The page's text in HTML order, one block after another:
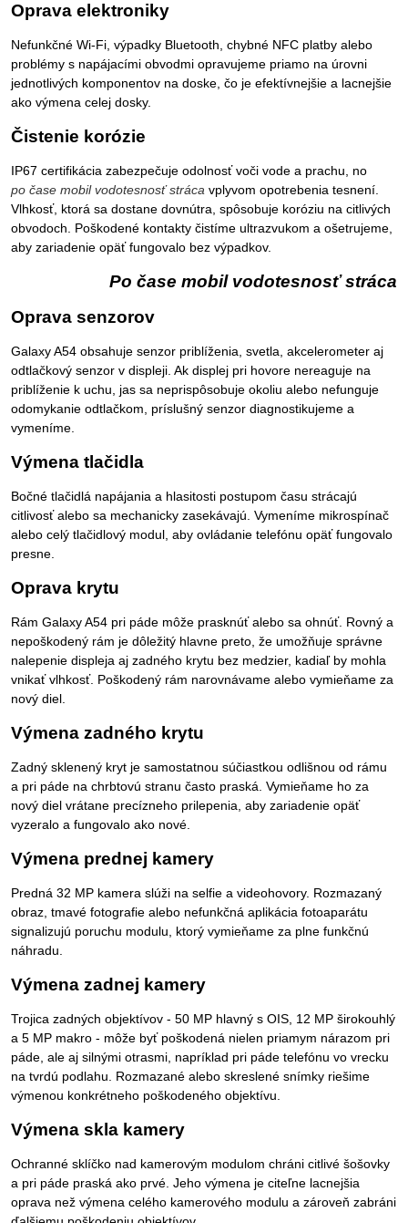
Oprava elektroniky
Nefunkčné Wi-Fi, výpadky Bluetooth, chybné NFC platby alebo
problémy s napájacími obvodmi opravujeme priamo na úrovni
jednotlivých komponentov na doske, čo je efektívnejšie a lacnejšie
ako výmena celej dosky.
Čistenie korózie
IP67 certifikácia zabezpečuje odolnosť voči vode a prachu, no
po čase mobil vodotesnosť stráca vplyvom opotrebenia tesnení.
Vlhkosť, ktorá sa dostane dovnútra, spôsobuje koróziu na citlivých
obvodoch. Poškodené kontakty čistíme ultrazvukom a ošetrujeme,
aby zariadenie opäť fungovalo bez výpadkov.
Po čase mobil vodotesnosť stráca
Oprava senzorov
Galaxy A54 obsahuje senzor priblíženia, svetla, akcelerometer aj
odtlačkový senzor v displeji. Ak displej pri hovore nereaguje na
priblíženie k uchu, jas sa neprispôsobuje okoliu alebo nefunguje
odomykanie odtlačkom, príslušný senzor diagnostikujeme a
vymeníme.
Výmena tlačidla
Bočné tlačidlá napájania a hlasitosti postupom času strácajú
citlivosť alebo sa mechanicky zasekávajú. Vymeníme mikrospínač
alebo celý tlačidlový modul, aby ovládanie telefónu opäť fungovalo
presne.
Oprava krytu
Rám Galaxy A54 pri páde môže prasknúť alebo sa ohnúť. Rovný a
nepoškodený rám je dôležitý hlavne preto, že umožňuje správne
nalepenie displeja aj zadného krytu bez medzier, kadiaľ by mohla
vnikať vlhkosť. Poškodený rám narovnávame alebo vymieňame za
nový diel.
Výmena zadného krytu
Zadný sklenený kryt je samostatnou súčiastkou odlišnou od rámu
a pri páde na chrbtovú stranu často praská. Vymieňame ho za
nový diel vrátane precízneho prilepenia, aby zariadenie opäť
vyzeralo a fungovalo ako nové.
Výmena prednej kamery
Predná 32 MP kamera slúži na selfie a videohovory. Rozmazaný
obraz, tmavé fotografie alebo nefunkčná aplikácia fotoaparátu
signalizujú poruchu modulu, ktorý vymieňame za plne funkčnú
náhradu.
Výmena zadnej kamery
Trojica zadných objektívov - 50 MP hlavný s OIS, 12 MP širokouhlý
a 5 MP makro - môže byť poškodená nielen priamym nárazom pri
páde, ale aj silnými otrasmi, napríklad pri páde telefónu vo vrecku
na tvrdú podlahu. Rozmazané alebo skreslené snímky riešime
výmenou konkrétneho poškodeného objektívu.
Výmena skla kamery
Ochranné sklíčko nad kamerovým modulom chráni citlivé šošovky
a pri páde praská ako prvé. Jeho výmena je citeľne lacnejšia
oprava než výmena celého kamerového modulu a zároveň zabráni